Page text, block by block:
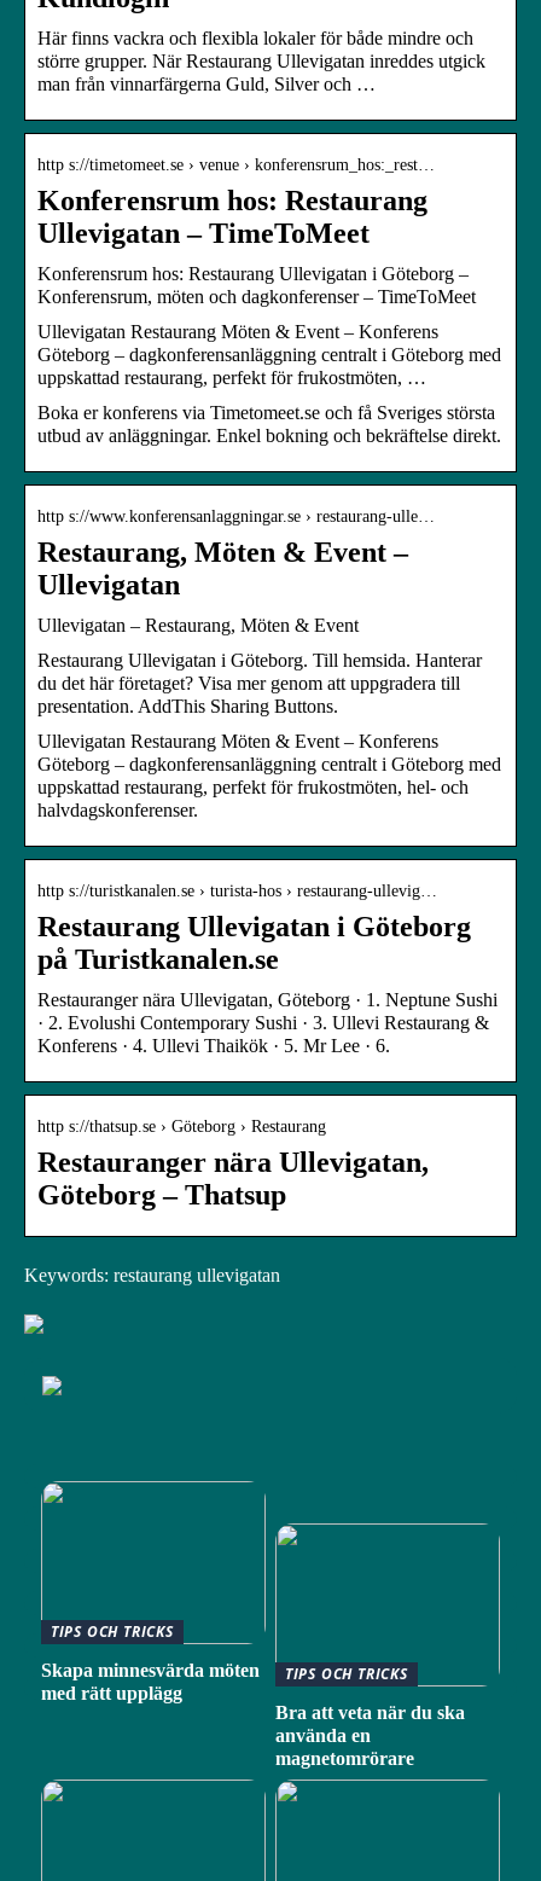
Här finns vackra och flexibla lokaler för både mindre och
större grupper. När Restaurang Ullevigatan inreddes utgick
man från vinnarfärgerna Guld, Silver och …
http s://timetomeet.se › venue › konferensrum_hos:_rest…
Konferensrum hos: Restaurang
Ullevigatan – TimeToMeet
Konferensrum hos: Restaurang Ullevigatan i Göteborg –
Konferensrum, möten och dagkonferenser – TimeToMeet
Ullevigatan Restaurang Möten & Event – Konferens
Göteborg – dagkonferensanläggning centralt i Göteborg med
uppskattad restaurang, perfekt för frukostmöten, …
Boka er konferens via Timetomeet.se och få Sveriges största
utbud av anläggningar. Enkel bokning och bekräftelse direkt.
http s://www.konferensanlaggningar.se › restaurang-ulle…
Restaurang, Möten & Event –
Ullevigatan
Ullevigatan – Restaurang, Möten & Event
Restaurang Ullevigatan i Göteborg. Till hemsida. Hanterar
du det här företaget? Visa mer genom att uppgradera till
presentation. AddThis Sharing Buttons.
Ullevigatan Restaurang Möten & Event – Konferens
Göteborg – dagkonferensanläggning centralt i Göteborg med
uppskattad restaurang, perfekt för frukostmöten, hel- och
halvdagskonferenser.
http s://turistkanalen.se › turista-hos › restaurang-ullevig…
Restaurang Ullevigatan i Göteborg
på Turistkanalen.se
Restauranger nära Ullevigatan, Göteborg · 1. Neptune Sushi
· 2. Evolushi Contemporary Sushi · 3. Ullevi Restaurang &
Konferens · 4. Ullevi Thaikök · 5. Mr Lee · 6.
http s://thatsup.se › Göteborg › Restaurang
Restauranger nära Ullevigatan,
Göteborg – Thatsup
Keywords: restaurang ullevigatan
TIPS OCH TRICKS
Skapa minnesvärda möten
med rätt upplägg
TIPS OCH TRICKS
Bra att veta när du ska
använda en
magnetomrörare